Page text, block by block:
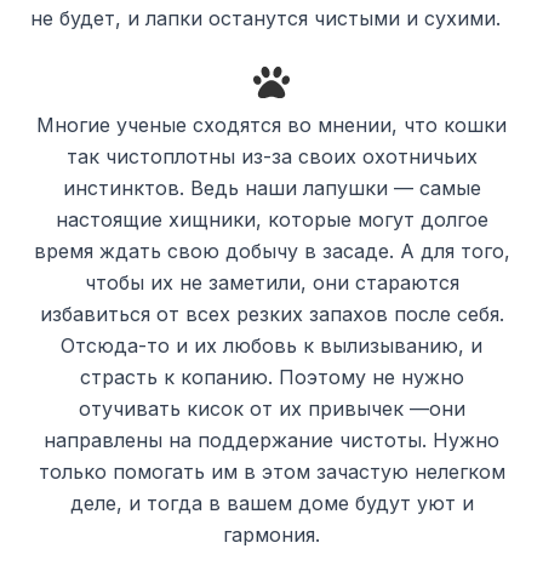
не будет, и лапки останутся чистыми и сухими.
Многие ученые сходятся во мнении, что кошки
так чистоплотны из-за своих охотничьих
инстинктов. Ведь наши лапушки — самые
настоящие хищники, которые могут долгое
время ждать свою добычу в засаде. А для того,
чтобы их не заметили, они стараются
избавиться от всех резких запахов после себя.
Отсюда-то и их любовь к вылизыванию, и
страсть к копанию. Поэтому не нужно
отучивать кисок от их привычек —они
направлены на поддержание чистоты. Нужно
только помогать им в этом зачастую нелегком
деле, и тогда в вашем доме будут уют и
гармония.